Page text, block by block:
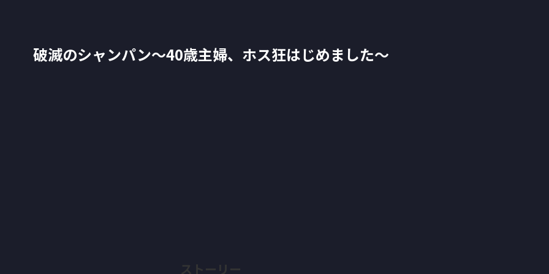
破滅のシャンパン～40歳主婦、ホス狂はじめました～
ストーリー